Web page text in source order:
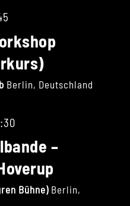
Berlin, Deutschland
–
Bühne) Berlin,